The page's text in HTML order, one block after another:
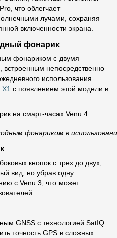
что облегчает
лучами, сохраняя
включенности экрана.
фонарик
фонариком с двумя
непосредственно
использования.
с появлением этой модели в
фонариком в
кнопок с трех до двух,
вид, но убрав одну
с Venu 3, что может
GNSS с технологией SatIQ.
точность GPS в сложных